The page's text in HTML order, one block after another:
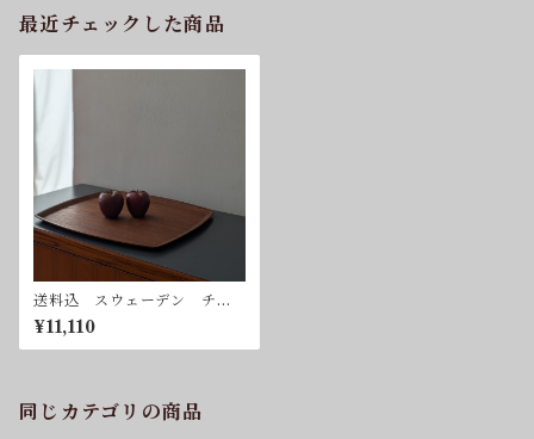
最近チェックした商品
送料込 スウェーデン チー
ク トレイ ヴィンテージ
¥11,110
同じカテゴリの商品